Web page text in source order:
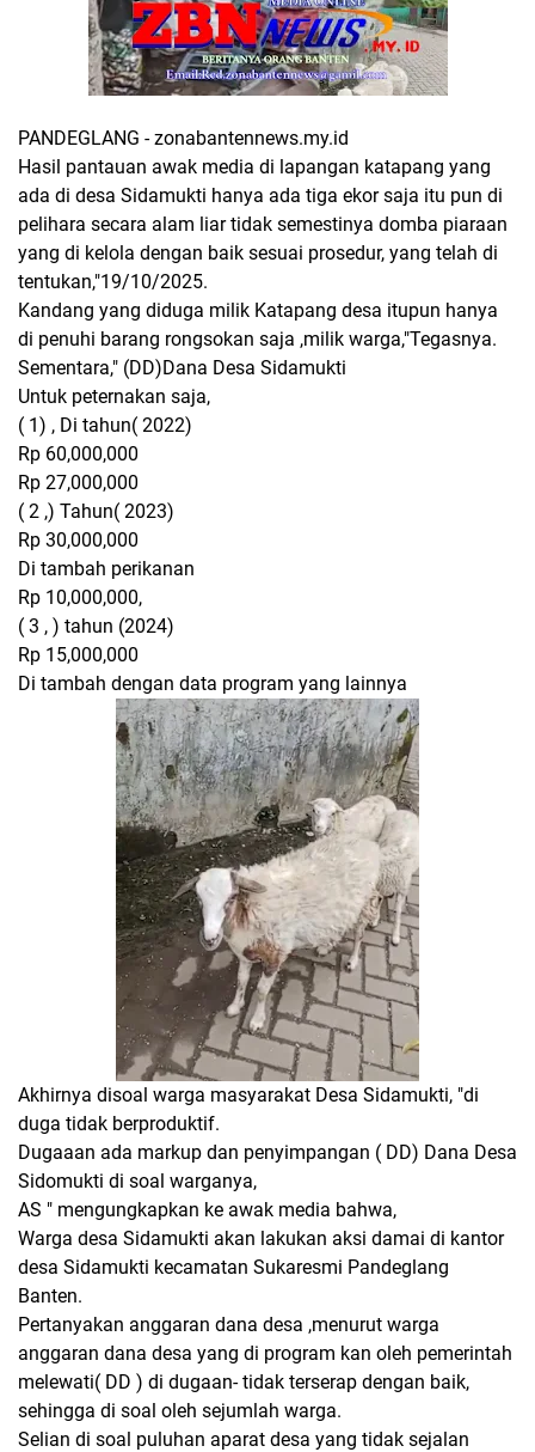
PANDEGLANG - zonabantennews.my.id
Hasil pantauan awak media di lapangan katapang yang
ada di desa Sidamukti hanya ada tiga ekor saja itu pun di
pelihara secara alam liar tidak semestinya domba piaraan
yang di kelola dengan baik sesuai prosedur, yang telah di
tentukan,"19/10/2025.
Kandang yang diduga milik Katapang desa itupun hanya
di penuhi barang rongsokan saja ,milik warga,"Tegasnya.
Sementara," (DD)Dana Desa Sidamukti
Untuk peternakan saja,
( 1) , Di tahun( 2022)
Rp 60,000,000
Rp 27,000,000
( 2 ,) Tahun( 2023)
Rp 30,000,000
Di tambah perikanan
Rp 10,000,000,
( 3 , ) tahun (2024)
Rp 15,000,000
Di tambah dengan data program yang lainnya
Akhirnya disoal warga masyarakat Desa Sidamukti, "di
duga tidak berproduktif.
Dugaaan ada markup dan penyimpangan ( DD) Dana Desa
Sidomukti di soal warganya,
AS " mengungkapkan ke awak media bahwa,
Warga desa Sidamukti akan lakukan aksi damai di kantor
desa Sidamukti kecamatan Sukaresmi Pandeglang
Banten.
Pertanyakan anggaran dana desa ,menurut warga
anggaran dana desa yang di program kan oleh pemerintah
melewati( DD ) di dugaan- tidak terserap dengan baik,
sehingga di soal oleh sejumlah warga.
Selian di soal puluhan aparat desa yang tidak sejalan